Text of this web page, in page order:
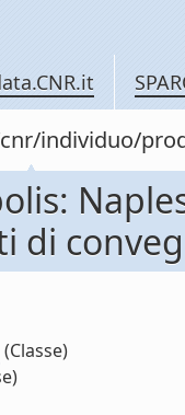
individuo/
di
(Classe)